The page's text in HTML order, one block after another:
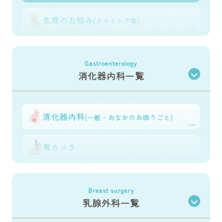
生理のお悩み(タイミング等)
子宮頸がん予防ワクチン
更年期のお悩み
ピル
かゆみ・痛み・おりもの
子宮筋腫・卵巣嚢腫
Gastroenterology
消化器内科一覧
消化器内科(一般・おなかのお困りごと)
胃カメラ
ポリープ切除
Breast surgery
乳腺外科一覧